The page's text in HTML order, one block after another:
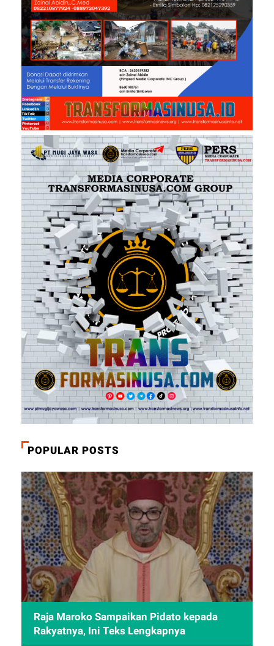
POPULAR POSTS
Raja Maroko Sampaikan Pidato kepada
Rakyatnya, Ini Teks Lengkapnya